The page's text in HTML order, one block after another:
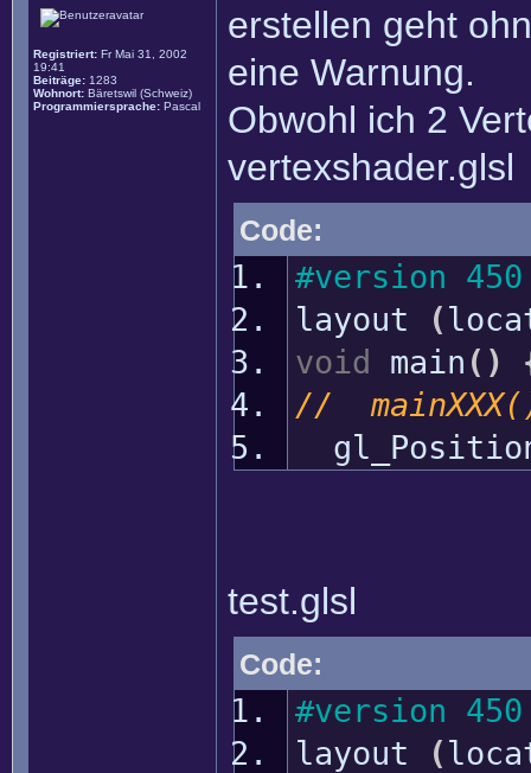
Registriert: Fr Mai 31, 2002
19:41
Beiträge: 1283
Wohnort: Bäretswil (Schweiz)
Programmiersprache: Pascal
erstellen geht
eine Warnung.
Obwohl ich 2
vertexshader.glsl
Code:
#version
layout
(
void
main ( )
//
test.glsl
Code:
#version
layout
(